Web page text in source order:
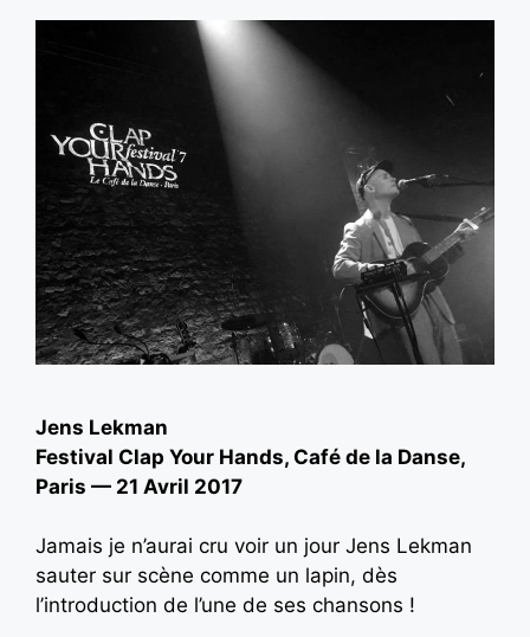
Jens Lekman
Festival Clap Your Hands, Café de la Danse,
Paris — 21 Avril 2017
Jamais je n’aurai cru voir un jour Jens Lekman
sauter sur scène comme un lapin, dès
l’introduction de l’une de ses chansons !